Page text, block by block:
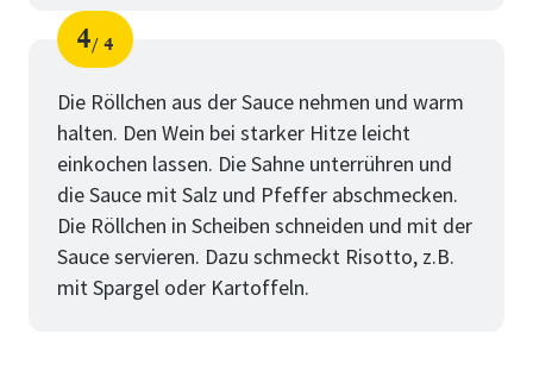
Schritt
4
von
4
Die Röllchen aus der Sauce nehmen und warm
halten. Den Wein bei starker Hitze leicht
einkochen lassen. Die Sahne unterrühren und
die Sauce mit Salz und Pfeffer abschmecken.
Die Röllchen in Scheiben schneiden und mit der
Sauce servieren. Dazu schmeckt Risotto, z.B.
mit Spargel oder Kartoffeln.